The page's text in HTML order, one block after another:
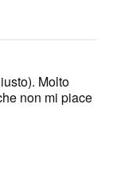
Molto
non mi piace